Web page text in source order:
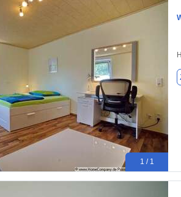
1 / 1